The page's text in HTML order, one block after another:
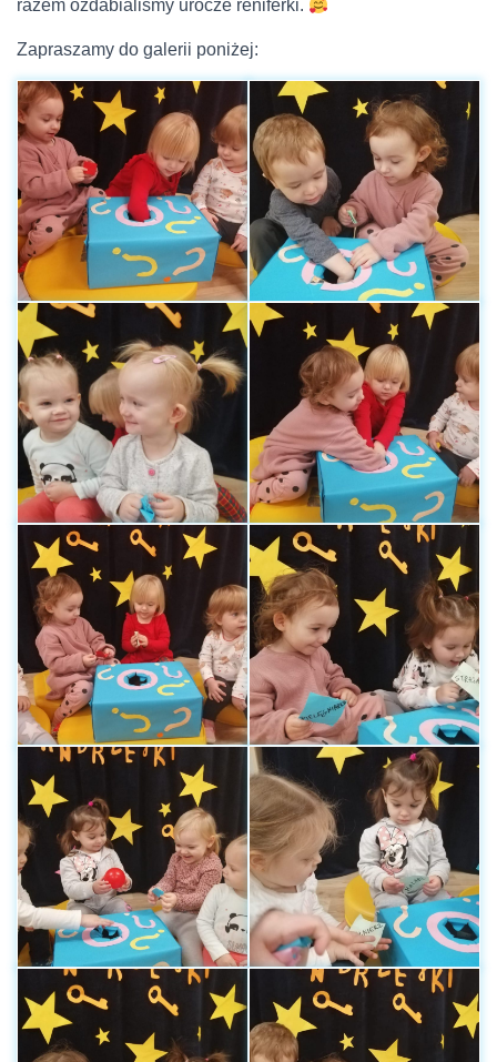
razem ozdabialiśmy urocze reniferki.
Zapraszamy do galerii poniżej: